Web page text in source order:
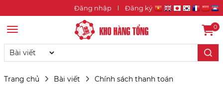
Đăng nhập Đăng ký
0
Trang chủ Bài viết Chính sách thanh toán